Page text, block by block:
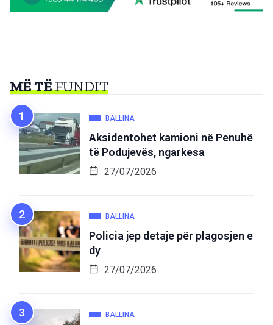
MË TËFUNDIT
BALLINA
Aksidentohet kamioni në Penuhë
të Podujevës, ngarkesa
27/07/2026
BALLINA
Policia jep detaje për plagosjen e
dy
27/07/2026
BALLINA